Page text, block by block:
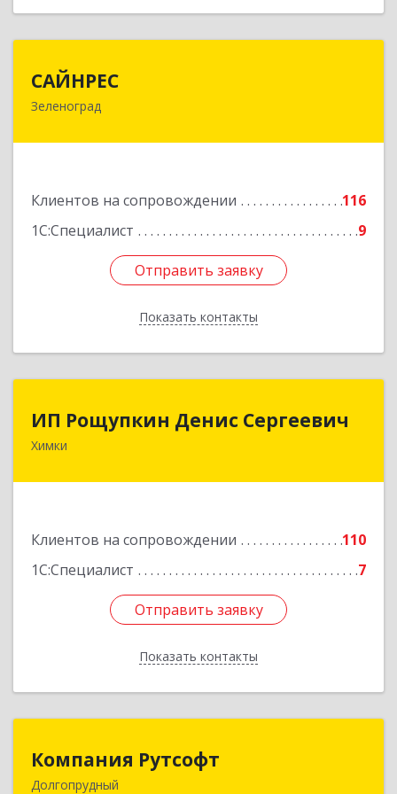
САЙНРЕС
Зеленоград
Клиентов на сопровождении
116
1С:Специалист
9
Отправить заявку
Показать контакты
124365, Москва г, Зеленоград г, корпус 2307А,
Отправить заявку
Назад
ИП Рощупкин Денис Сергеевич
Химки
Клиентов на сопровождении
110
1С:Специалист
7
Отправить заявку
Показать контакты
141402, Московская обл, г.о. Химки, Химки г,
Отправить заявку
Назад
Компания Рутсофт
Долгопрудный
Компания Рутсофт
141700, Московская обл, Долгопрудный г,